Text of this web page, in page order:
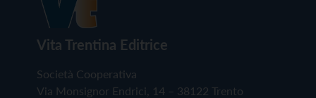
Vita Trentina Editrice
Società Cooperativa
Via Monsignor Endrici, 14 – 38122 Trento